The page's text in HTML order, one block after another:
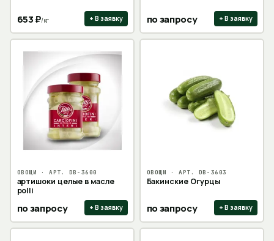
653₽/кг + В заявку по запросу + В заявку
ОВОЩИ · АРТ. DB-3600
артишоки целые в масле
polli
по запросу + В заявку
ОВОЩИ · АРТ. DB-3603
Бакинские Огурцы
по запросу + В заявку